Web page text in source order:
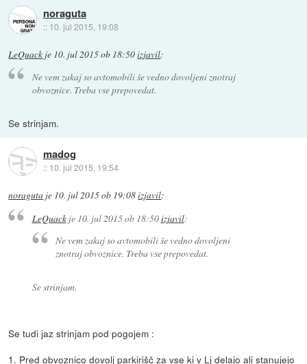
noraguta
:: 10. jul 2015, 19:08
LeQuack je 10. jul 2015 ob 18:50izjavil:
Ne vem zakaj so avtomobili še vedno dovoljeni znotraj
obvoznice. Treba vse prepovedat.
Se strinjam.
madog
:: 10. jul 2015, 19:54
noraguta je 10. jul 2015 ob 19:08izjavil:
LeQuackje 10. jul 2015 ob 18:50izjavil:
Ne vem zakaj so avtomobili še vedno dovoljeni
znotraj obvoznice. Treba vse prepovedat.
Se strinjam.
Se tudi jaz strinjam pod pogojem :
1. Pred obvoznico dovolj parkirišč za vse ki v Lj delajo ali stanujejo